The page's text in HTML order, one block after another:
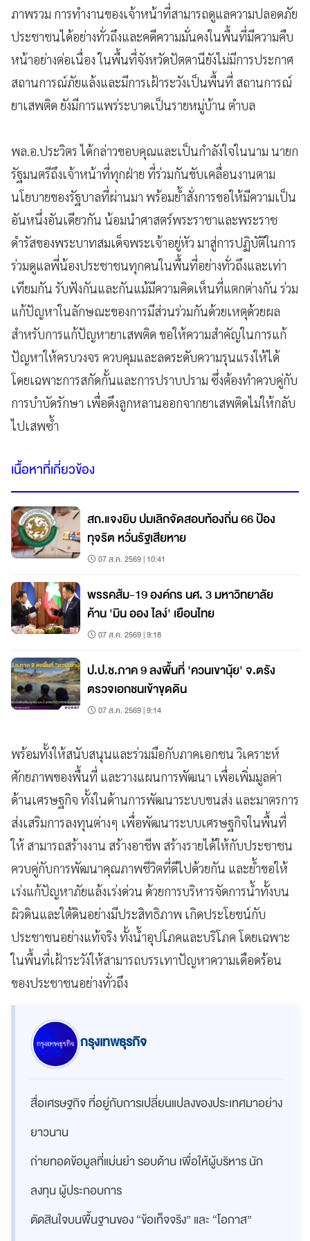
ภาพรวม การทำงานของเจ้าหน้าที่สามารถดูแลความปลอดภัย
ประชาชนได้อย่างทั่วถึงและคดีความมั่นคงในพื้นที่มีความคืบ
หน้าอย่างต่อเนื่อง ในพื้นที่จังหวัดปัตตานียังไม่มีการประกาศ
สถานการณ์ภัยแล้งและมีการเฝ้าระวังเป็นพื้นที่ สถานการณ์
ยาเสพติด ยังมีการแพร่ระบาดเป็นรายหมู่บ้าน ตำบล
พล.อ.ประวิตร ได้กล่าวขอบคุณและเป็นกำลังใจในนาม นายก
รัฐมนตรีถึงเจ้าหน้าที่ทุกฝ่าย ที่ร่วมกันขับเคลื่อนงานตาม
นโยบายของรัฐบาลที่ผ่านมา พร้อมย้ำสั่งการขอให้มีความเป็น
อันหนึ่งอันเดียวกัน น้อมนำศาสตร์พระราชาและพระราช
ดำรัสของพระบาทสมเด็จพระเจ้าอยู่หัว มาสู่การปฏิบัติในการ
ร่วมดูแลพี่น้องประชาชนทุกคนในพื้นที่อย่างทั่วถึงและเท่า
เทียมกัน รับฟังกันและกันแม้มีความคิดเห็นที่แตกต่างกัน ร่วม
แก้ปัญหาในลักษณะของการมีส่วนร่วมกันด้วยเหตุด้วยผล
สำหรับการแก้ปัญหายาเสพติด ขอให้ความสำคัญในการแก้
ปัญหาให้ครบวงจร ควบคุมและลดระดับความรุนแรงให้ได้
โดยเฉพาะการสกัดกั้นและการปราบปราม ซึ่งต้องทำควบคู่กับ
การบำบัดรักษา เพื่อดึงลูกหลานออกจากยาเสพติดไม่ให้กลับ
ไปเสพซ้ำ
เนื้อหาที่เกี่ยวข้อง
สถ.แจงยิบ ปมเลิกจัดสอบท้องถิ่น 66 ป้อง
ทุจริต หวั่นรัฐเสียหาย
07 ส.ค. 2569 | 10:41
พรรคส้ม-19 องค์กร นศ. 3 มหาวิทยาลัย
ค้าน 'มิน ออง ไลง์' เยือนไทย
07 ส.ค. 2569 | 9:18
ป.ป.ช.ภาค 9 ลงพื้นที่ 'ควนเขานุ้ย' จ.ตรัง
ตรวจเอกชนเข้าขุดดิน
07 ส.ค. 2569 | 9:14
พร้อมทั้งให้สนับสนุนและร่วมมือกับภาคเอกชน วิเคราะห์
ศักยภาพของพื้นที่ และวางแผนการพัฒนา เพื่อเพิ่มมูลค่า
ด้านเศรษฐกิจ ทั้งในด้านการพัฒนาระบบขนส่ง และมาตรการ
ส่งเสริมการลงทุนต่างๆ เพื่อพัฒนาระบบเศรษฐกิจในพื้นที่
ให้ สามารถสร้างงาน สร้างอาชีพ สร้างรายได้ให้กับประชาชน
ควบคู่กับการพัฒนาคุณภาพชีวิตที่ดีไปด้วยกัน และย้ำขอให้
เร่งแก้ปัญหาภัยแล้งเร่งด่วน ด้วยการบริหารจัดการน้ำทั้งบน
ผิวดินและใต้ดินอย่างมีประสิทธิภาพ เกิดประโยชน์กับ
ประชาชนอย่างแท้จริง ทั้งน้ำอุปโภคและบริโภค โดยเฉพาะ
ในพื้นที่เฝ้าระวังให้สามารถบรรเทาปัญหาความเดือดร้อน
ของประชาชนอย่างทั่วถึง
กรุงเทพธุรกิจ
สื่อเศรษฐกิจ ที่อยู่กับการเปลี่ยนแปลงของประเทศมาอย่าง
ยาวนาน
ถ่ายทอดข้อมูลที่แม่นยำ รอบด้าน เพื่อให้ผู้บริหาร นัก
ลงทุน ผู้ประกอบการ
ตัดสินใจบนพื้นฐานของ “ข้อเท็จจริง” และ “โอกาส”